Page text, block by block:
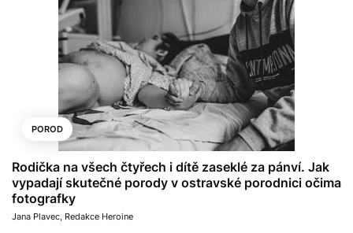
POROD
Rodička na všech čtyřech i dítě zaseklé za pánví. Jak
vypadají skutečné porody v ostravské porodnici očima
fotografky
Jana Plavec Redakce Heroine